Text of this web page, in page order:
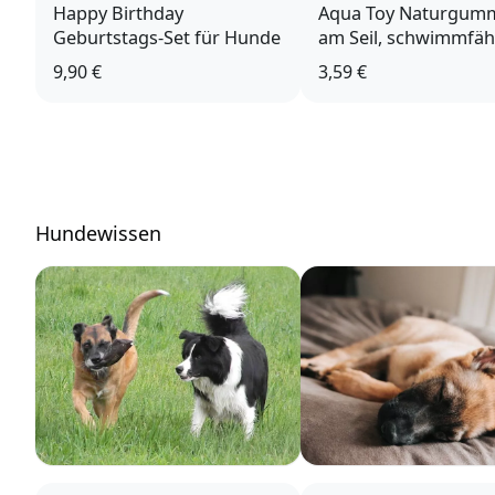
Happy Birthday
Geburtstags-Set für Hunde
9,90 €
Aqua Toy
am Seil,
cm
3,59 €
Hundewissen